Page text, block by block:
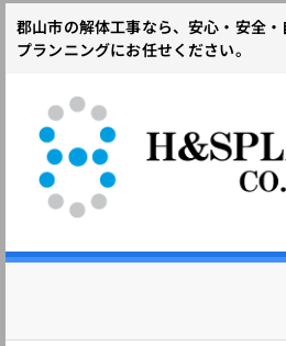
Skip
to
郡山市の解体工事なら、安心・安全
プランニングにお任せください。